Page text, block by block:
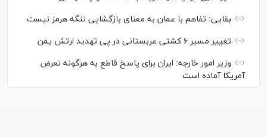
بقایی: تفاهم با عمان به معنای بازگشایی تنگه هرمز نیست
تغییر مسیر ۶ کشتی عربستانی در پی تهدید ارتش یمن
وزیر امور خارجه: ایران برای پاسخ قاطع به هرگونه تعرض
آمریکا آماده است